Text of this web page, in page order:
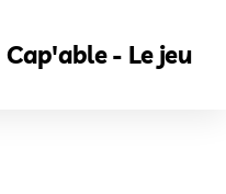
Cap'able - Le jeu